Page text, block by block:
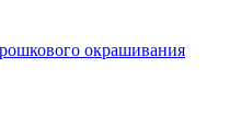
окрашивания